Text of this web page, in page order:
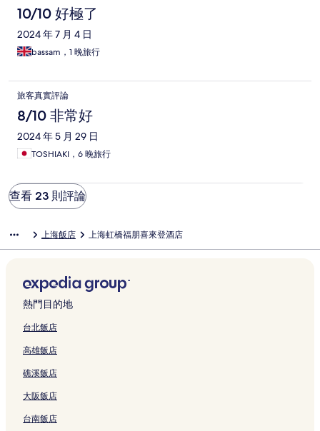
10/10 好極了
2024 年 7 月 4 日
bassam，1 晚旅行
旅客真實評論
8/10 非常好
2024 年 5 月 29 日
TOSHIAKI，6 晚旅行
查看 23 則評論
上海飯店 上海虹橋福朋喜來登酒店
熱門目的地
台北飯店
高雄飯店
礁溪飯店
大阪飯店
台南飯店